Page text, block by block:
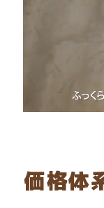
価格体